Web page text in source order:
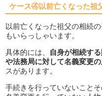
ケース④以前亡くなった祖
以前亡くなった祖父の相続
もいらっしゃいます。
具体的には、
自身が相続す
や法務局に対して名義変更
スがあります。
手続きを行っていないこと